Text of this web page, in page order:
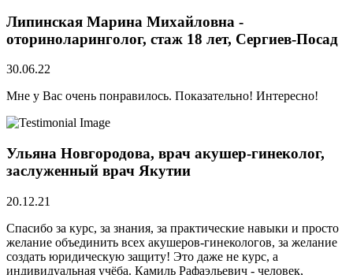
Липинская Марина Михайловна -
оториноларинголог, стаж 18 лет, Сергиев-Посад
30.06.22
Мне у Вас очень понравилось. Показательно! Интересно!
Ульяна Новгородова, врач акушер-гинеколог,
заслуженный врач Якутии
20.12.21
Спасибо за курс, за знания, за практические навыки и просто
желание объединить всех акушеров-гинекологов, за желание
создать юридическую защиту! Это даже не курс, а
индивидуальная учёба. Камиль Рафаэльевич - человек,